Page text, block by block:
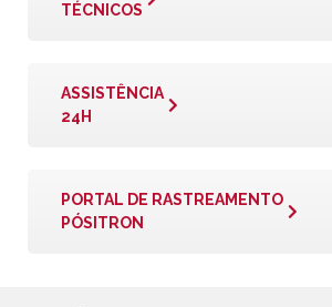
TÉCNICOS
ASSISTÊNCIA
24H
PORTAL DE RASTREAMENTO
PÓSITRON